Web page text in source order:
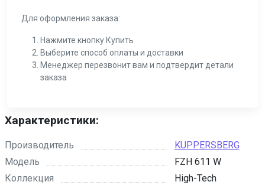
Для оформления заказа:
Нажмите кнопку Купить
Выберите способ оплаты и доставки
Менеджер перезвонит вам и подтвердит детали
заказа
Характеристики:
Производитель
KUPPERSBERG
Модель
FZH 611 W
Коллекция
High-Tech